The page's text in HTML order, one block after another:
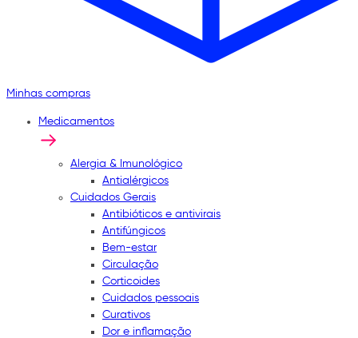
Minhas compras
Medicamentos
Alergia & Imunológico
Antialérgicos
Cuidados Gerais
Antibióticos e antivirais
Antifúngicos
Bem-estar
Circulação
Corticoides
Cuidados pessoais
Curativos
Dor e inflamação